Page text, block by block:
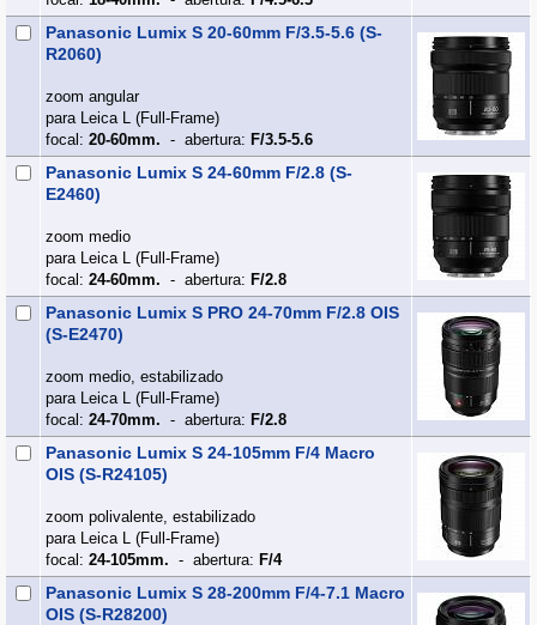
Panasonic Lumix S 20-60mm F/3.5-5.6 (S-
R2060)
zoom angular
para Leica L (Full‑Frame)
focal: 20-60mm. - abertura: F/3.5-5.6
Panasonic Lumix S 24-60mm F/2.8 (S-
E2460)
zoom medio
para Leica L (Full‑Frame)
focal: 24-60mm. - abertura: F/2.8
Panasonic Lumix S PRO 24-70mm F/2.8 OIS
(S-E2470)
zoom medio, estabilizado
para Leica L (Full‑Frame)
focal: 24-70mm. - abertura: F/2.8
Panasonic Lumix S 24-105mm F/4 Macro
OIS (S-R24105)
zoom polivalente, estabilizado
para Leica L (Full‑Frame)
focal: 24-105mm. - abertura: F/4
Panasonic Lumix S 28-200mm F/4-7.1 Macro
OIS (S-R28200)